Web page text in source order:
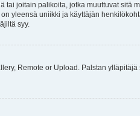
joitain palikoita, jotka muuttuvat sitä
yleensä uniikki ja käyttäjän
syy.
Remote or Upload. Palstan